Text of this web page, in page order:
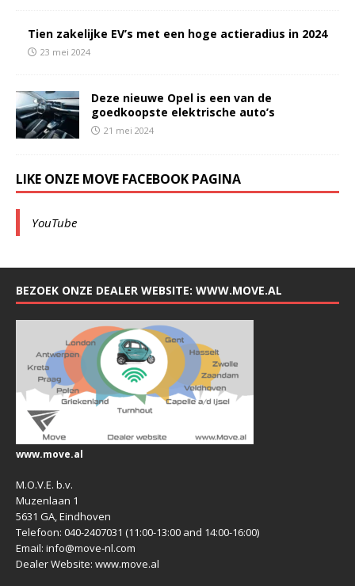
Tien zakelijke EV’s met een hoge actieradius in 2024
23 mei 2024
Deze nieuwe Opel is een van de
goedkoopste elektrische auto’s
21 mei 2024
LIKE ONZE MOVE FACEBOOK PAGINA
YouTube
BEZOEK ONZE DEALER WEBSITE: WWW.MOVE.AL
www.move.al
M.O.V.E. b.v.
Muzenlaan 1
5631 GA, Eindhoven
Telefoon: 040-2407031 (11:00-13:00 and 14:00-16:00)
Email: info@move-nl.com
Dealer Website: www.move.al